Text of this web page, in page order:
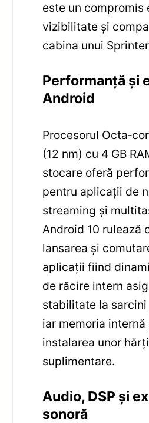
este un compromis
vizibilitate și
cabina unui
Performanță și
Android
Procesorul
(12 nm) cu 4 GB
stocare oferă
pentru aplicații de
streaming și
Android 10 rulează
lansarea și
aplicații fiind
de răcire intern
stabilitate la
iar memoria
instalarea unor
suplimentare.
Audio, DSP și
sonoră